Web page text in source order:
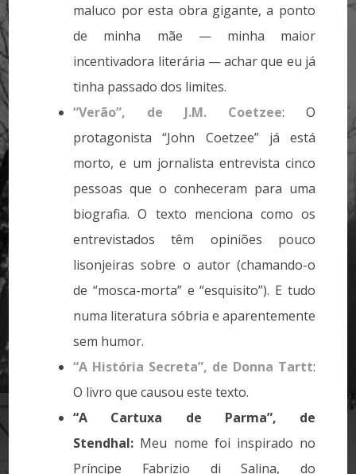
maluco por esta obra gigante, a ponto
de minha mãe — minha maior
incentivadora literária — achar que eu já
tinha passado dos limites.
“Verão”, de J.M. Coetzee: O
protagonista “John Coetzee” já está
morto, e um jornalista entrevista cinco
pessoas que o conheceram para uma
biografia. O texto menciona como os
entrevistados têm opiniões pouco
lisonjeiras sobre o autor (chamando-o
de “mosca-morta” e “esquisito”). E tudo
numa literatura sóbria e aparentemente
sem humor.
“A História Secreta”, de Donna Tartt:
O livro que causou este texto.
“A Cartuxa de Parma”, de
Stendhal: Meu nome foi inspirado no
Príncipe Fabrizio di Salina, do